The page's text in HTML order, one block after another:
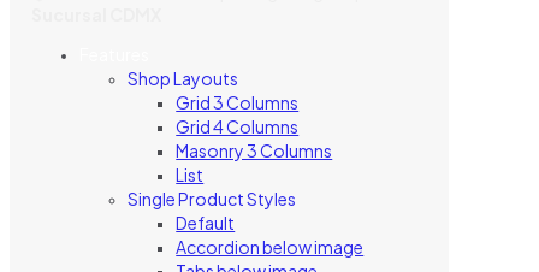
Shop Layouts
Grid 3 Columns
Grid 4 Columns
Masonry 3 Columns
List
Single Product Styles
Default
Accordion below image